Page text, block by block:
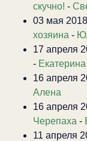
скучно! -
03 мая
хозяина -
17 апреля
- Екатерина
16 апреля
Алена
16 апреля
Черепаха -
11 апреля